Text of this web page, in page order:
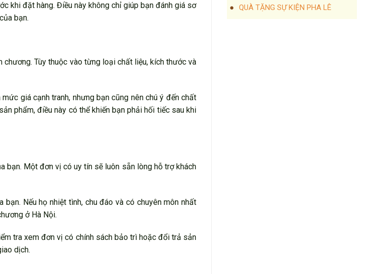
khi đặt hàng. Điều này không chỉ giúp bạn đánh giá sơ
bạn.
Tùy thuộc vào từng loại chất liệu, kích thước và
giá cạnh tranh, nhưng bạn cũng nên chú ý đến chất
phẩm, điều này có thể khiến bạn phải hối tiếc sau khi
bạn. Một đơn vị có uy tín sẽ luôn sẵn lòng hỗ trợ khách
Nếu họ nhiệt tình, chu đáo và có chuyên môn nhất
ở Hà Nội.
tra xem đơn vị có chính sách bảo trì hoặc đổi trả sản
dịch.
QUÀ TẶNG SỰ KIỆN PHA LÊ